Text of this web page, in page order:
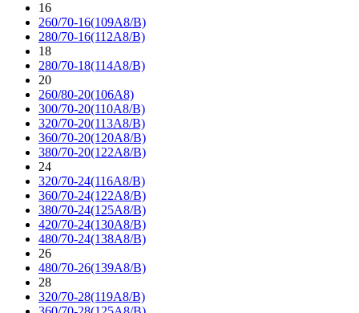
16
260/70-16(109A8/B)
280/70-16(112A8/B)
18
280/70-18(114A8/B)
20
260/80-20(106A8)
300/70-20(110A8/B)
320/70-20(113A8/B)
360/70-20(120A8/B)
380/70-20(122A8/B)
24
320/70-24(116A8/B)
360/70-24(122A8/B)
380/70-24(125A8/B)
420/70-24(130A8/B)
480/70-24(138A8/B)
26
480/70-26(139A8/B)
28
320/70-28(119A8/B)